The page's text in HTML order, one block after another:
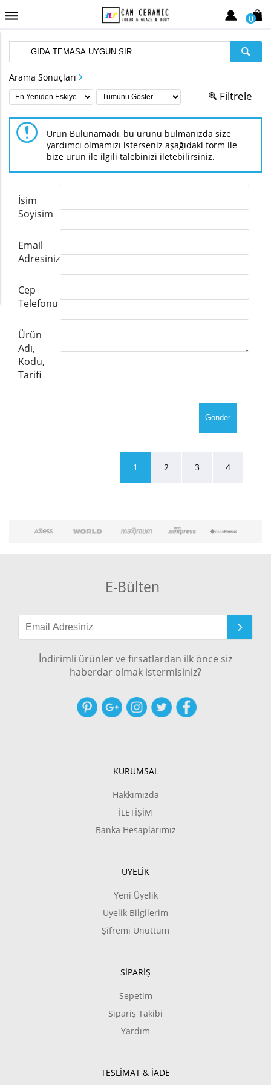
0
Arama Sonuçları
Filtrele
Ürün Bulunamadı, bu ürünü bulmanızda size
yardımcı olmamızı isterseniz aşağıdaki form ile
bize ürün ile ilgili talebinizi iletebilirsiniz.
İsim
Soyisim
Email
Adresiniz
Cep
Telefonu
Ürün
Adı,
Kodu,
Tarifi
1 2 3 4
E-Bülten
İndirimli ürünler ve fırsatlardan ilk önce siz
haberdar olmak istermisiniz?
KURUMSAL
Hakkımızda
İLETİŞİM
Banka Hesaplarımız
ÜYELİK
Yeni Üyelik
Üyelik Bilgilerim
Şifremi Unuttum
SİPARİŞ
Sepetim
Sipariş Takibi
Yardım
TESLİMAT & İADE